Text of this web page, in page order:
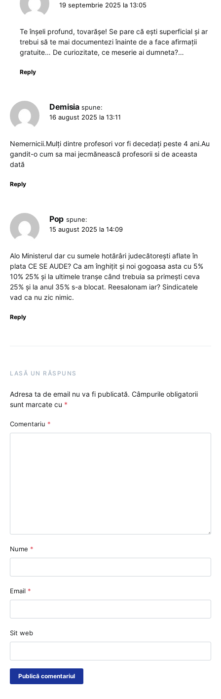
19 septembrie 2025 la 13:05
Te înșeli profund, tovarășe! Se pare că ești superficial și ar
trebui să te mai documentezi înainte de a face afirmații
gratuite… De curiozitate, ce meserie ai dumneta?…
Reply
Demisia spune:
16 august 2025 la 13:11
Nemernicii.Mulți dintre profesori vor fi decedați peste 4 ani.Au
gandit-o cum sa mai jecmănească profesorii si de aceasta
dată
Reply
Pop spune:
15 august 2025 la 14:09
Alo Ministerul dar cu sumele hotărâri judecătorești aflate în
plata CE SE AUDE? Ca am înghițit și noi gogoasa asta cu 5%
10% 25% și la ultimele tranșe când trebuia sa primești ceva
25% și la anul 35% s-a blocat. Reesalonam iar? Sindicatele
vad ca nu zic nimic.
Reply
LASĂ UN RĂSPUNS
Adresa ta de email nu va fi publicată. Câmpurile obligatorii
sunt marcate cu *
Comentariu *
Nume *
Email *
Sit web